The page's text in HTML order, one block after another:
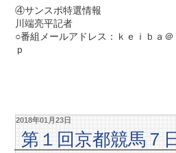
④サンスポ特選情報
川端亮平記者
○番組メールアドレス：ｋｅｉｂａ
ｐ
2018年01月23日
第１回京都競馬